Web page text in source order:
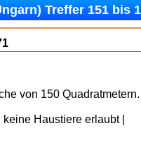
Treffer 151 bis
von 150 Quadratmetern.
Haustiere erlaubt |